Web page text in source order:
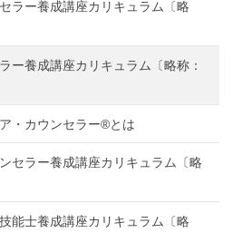
ラー養成講座カリキュラム〔略
ー養成講座カリキュラム〔略称：
・カウンセラー®とは
セラー養成講座カリキュラム〔略
能士養成講座カリキュラム〔略